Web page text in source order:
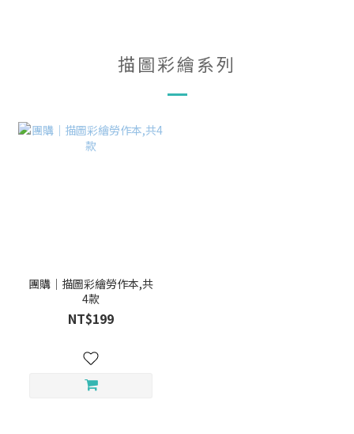
描圖彩繪系列
團購｜描圖彩繪勞作本,共
4款
NT$199